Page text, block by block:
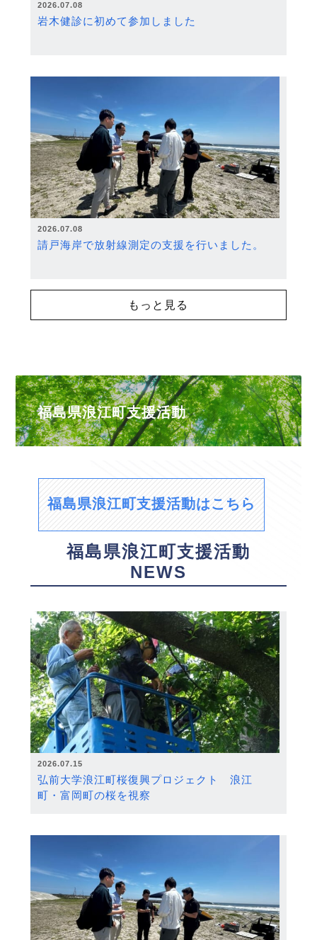
2026.07.08
岩木健診に初めて参加しました
2026.07.08
請戸海岸で放射線測定の支援を行いました。
もっと見る
福島県浪江町支援活動
福島県浪江町支援活動はこちら
福島県浪江町支援活動
NEWS
2026.07.15
弘前大学浪江町桜復興プロジェクト 浪江
町・富岡町の桜を視察